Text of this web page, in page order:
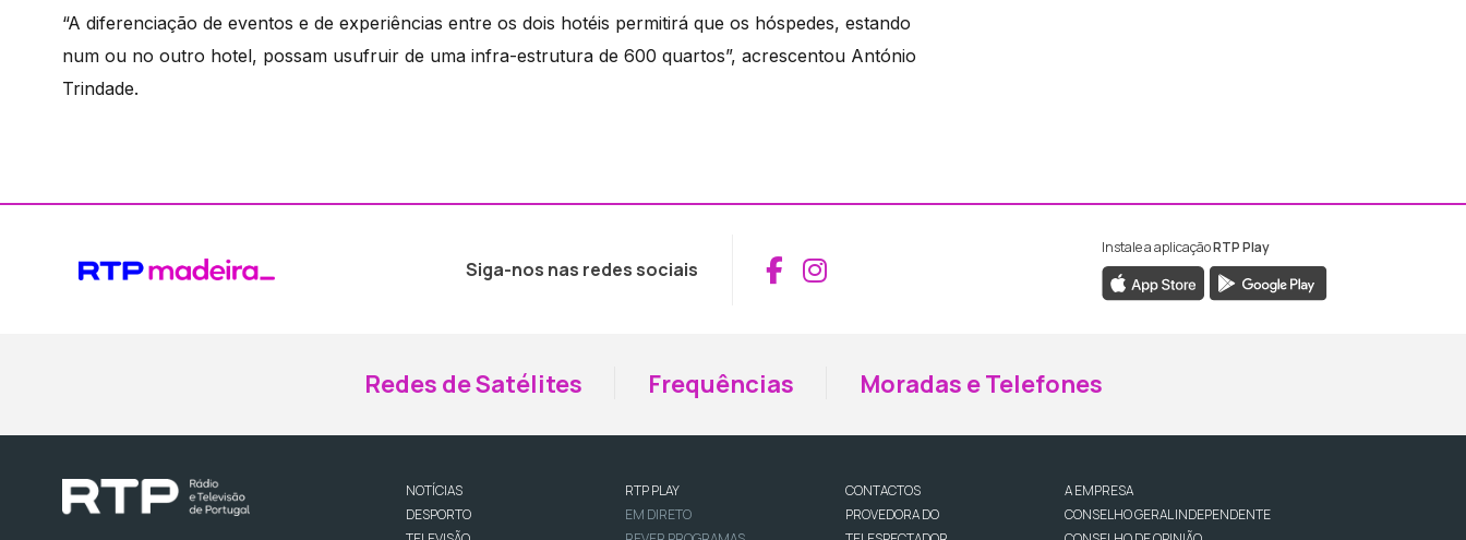
“A diferenciação de eventos e de experiências entre os dois hotéis permitirá que os hóspedes, estando
num ou no outro hotel, possam usufruir de uma infra-estrutura de 600 quartos”, acrescentou António
Trindade.
Siga-nos nas redes sociais Aceder ao Facebook da RTP Madeira
Aceder ao Instagram da RTP Madeira
Instale a aplicaçãoRTP Play
Redes de Satélites Frequências Moradas e Telefones
NOTÍCIAS
DESPORTO
RTP PLAY
EM DIRETO
CONTACTOS
PROVEDORA DO
A EMPRESA
CONSELHO GERAL INDEPENDENTE